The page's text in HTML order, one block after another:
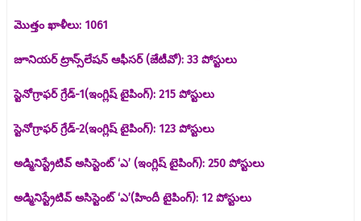
మొత్తం ఖాళీలు: 1061
జూనియర్ ట్రాన్స్‌లేషన్ ఆఫీసర్ (జేటీవో): 33 పోస్టులు
స్టెనోగ్రాఫర్ గ్రేడ్-1(ఇంగ్లిష్ టైపింగ్): 215 పోస్టులు
స్టెనోగ్రాఫర్ గ్రేడ్-2(ఇంగ్లిష్ టైపింగ్): 123 పోస్టులు
అడ్మినిస్ట్రేటివ్ అసిస్టెంట్ ‘ఎ’ (ఇంగ్లిష్ టైపింగ్): 250 పోస్టులు
అడ్మినిస్ట్రేటివ్ అసిస్టెంట్ ‘ఎ’(హిందీ టైపింగ్): 12 పోస్టులు